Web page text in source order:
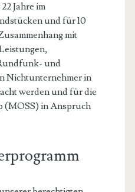
Jahre im
und für 10
mit
und
Nichtunternehmer in
werden und für die
(MOSS) in Anspruch